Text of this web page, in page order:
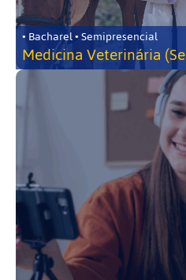
• Bacharel • Semipresencial
Medicina Veterinária